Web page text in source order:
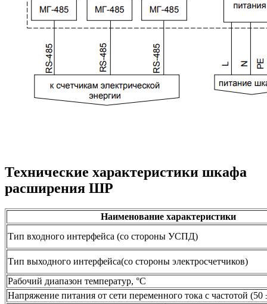
Технические характеристики шкафа
расширения ШР
Наименование характеристики
Тип входного интерфейса (со стороны УСПД)
Тип выходного интерфейса(со стороны электросчетчиков)
Рабочий диапазон температур, °С
Напряжение питания от сети переменного тока с частотой